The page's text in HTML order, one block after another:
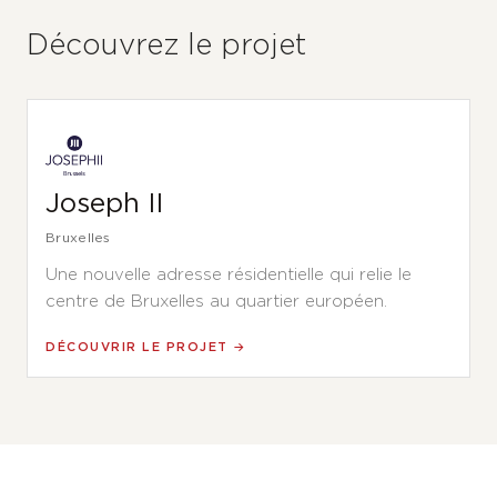
Découvrez le projet
Joseph II
Bruxelles
Une nouvelle adresse résidentielle qui relie le
centre de Bruxelles au quartier européen.
DÉCOUVRIR LE PROJET →